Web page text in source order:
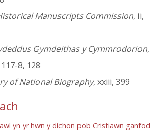
Manuscripts Commission, ii,
Gymdeithas y Cymmrodorion,
8, 128
of National Biography, xxiii, 399
yn yr hwn y dichon pob Cristiawn ganfod